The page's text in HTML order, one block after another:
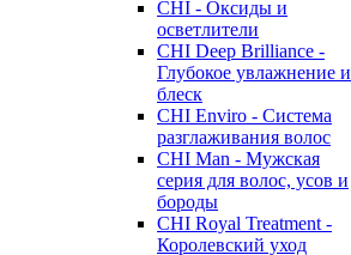
CHI - Оксиды и
осветлители
CHI Deep Brilliance -
Глубокое увлажнение и
блеск
CHI Enviro - Система
разглаживания волос
CHI Man - Мужская
серия для волос, усов и
бороды
CHI Royal Treatment -
Королевский уход